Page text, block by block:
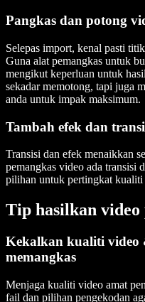
Pangkas dan potong
Selepas import, kenal pasti
Guna alat pemangkas untuk
mengikut keperluan untuk
sekadar memotong, tapi juga
anda untuk impak maksimum.
Tambah efek dan
Transisi dan efek menaikkan
pemangkas video ada transisi
pilihan untuk pertingkat kualiti
Tip hasilkan video
Kekalkan kualiti video
memangkas
Menjaga kualiti video amat
fail dan pilihan pengekodan